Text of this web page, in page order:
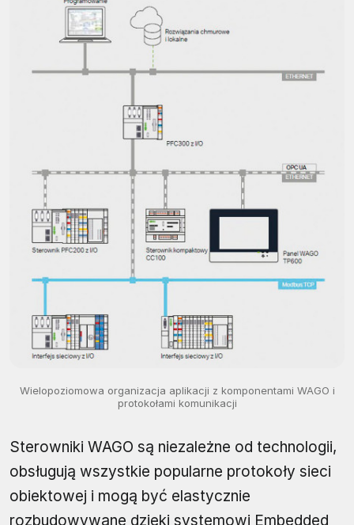
Wielopoziomowa organizacja aplikacji z komponentami WAGO i
protokołami komunikacji
Sterowniki WAGO są niezależne od technologii,
obsługują wszystkie popularne protokoły sieci
obiektowej i mogą być elastycznie
rozbudowywane dzięki systemowi Embedded